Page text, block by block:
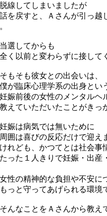
線してしまいましたが
を戻すと、Ａさんが引っ越
選してからも
く以前と変わらずに接して
もそも彼女との出会いは、
が臨床心理学系の出身とい
娠前後の女性のメンタルヘ
えていただいたことがきっ
娠は病気では無いために
囲は喜びの反応だけで迎え
れども、かつてとは社会事
った１人きりで妊娠・出産
性の精神的な負担や不安に
っと守ってあげられる環境
んなことをＡさんから教え